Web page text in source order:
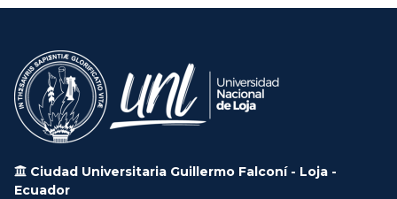
Ciudad Universitaria Guillermo Falconí - Loja -
Ecuador